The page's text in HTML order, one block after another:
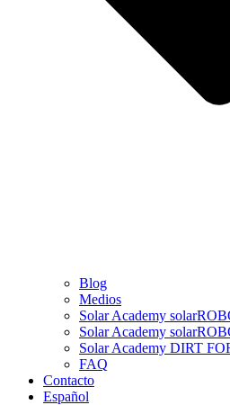
Blog
Medios
Solar Academy
Solar Academy
Solar Academy DIRT
FAQ
Contacto
Español